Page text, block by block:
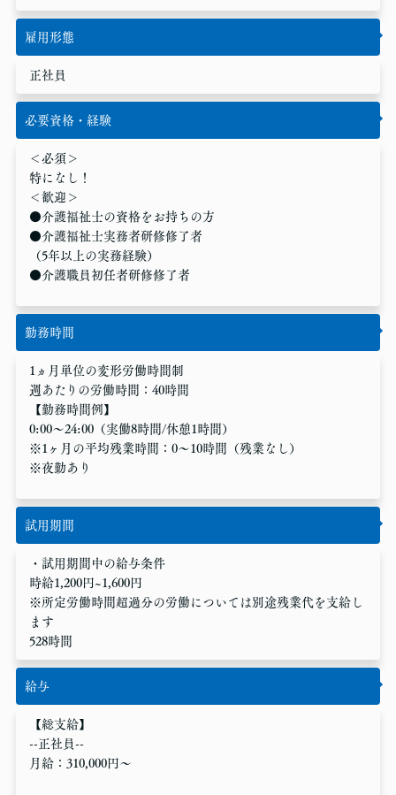
雇用形態
正社員
必要資格・経験
＜必須＞
特になし！
＜歓迎＞
●介護福祉士の資格をお持ちの方
●介護福祉士実務者研修修了者
（5年以上の実務経験）
●介護職員初任者研修修了者
勤務時間
1ヵ月単位の変形労働時間制
週あたりの労働時間：40時間
【勤務時間例】
0:00～24:00（実働8時間/休憩1時間）
※1ヶ月の平均残業時間：0〜10時間（残業なし）
※夜勤あり
試用期間
・試用期間中の給与条件
時給1,200円~1,600円
※所定労働時間超過分の労働については別途残業代を支給し
ます
528時間
給与
【総支給】
--正社員--
月給：310,000円〜